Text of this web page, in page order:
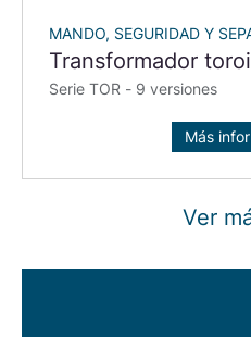
MANDO, SEGURIDAD Y
Transformador
Serie TOR - 9 versiones
Más
Ver